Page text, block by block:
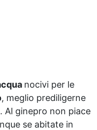
nocivi per le
, meglio prediligerne
Al ginepro non piace
se abitate in